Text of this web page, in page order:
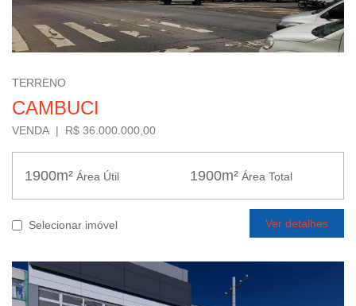
TERRENO
CAMBUCI
VENDA | R$ 36.000.000,00
1900m² Área Útil 1900m² Área Total
Selecionar imóvel Ver detalhes